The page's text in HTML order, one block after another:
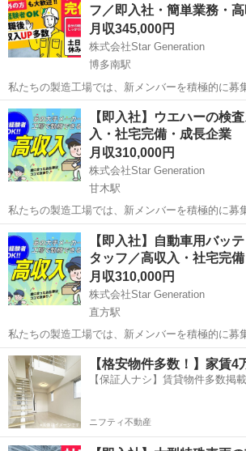
フ／即入社・簡単業務・
月収345,000円
株式会社Star Generation
博多南駅
私たちの製造工場では、新メンバーを積極的に募
プロセスにおいて、品質と効率を重視しながらチ
た製品作りに貢献していただきます。 未経験の方
サポートが整っているため、安心...
福岡 那珂川市 博多南駅 業務
【即入社】ウエハーの検
入・社宅完備・成長企業
月収310,000円
株式会社Star Generation
甘木駅
私たちの製造工場では、新メンバーを積極的に募
プロセスにおいて、品質と効率を重視しながらチ
た製品作りに貢献していただきます。 未経験の
サポートが整っているため、安心...
福岡 朝倉市 甘木駅 半導体 未経験
【即入社】自動車用バッ
タッフ／高収入・社宅完
月収310,000円
株式会社Star Generation
直方駅
私たちの製造工場では、新メンバーを積極的に募
プロセスにおいて、品質と効率を重視しながらチ
た製品作りに貢献していただきます。 未経験の方
サポートが整っているため、安心...
福岡 直方市 直方駅 半導体 未経験
【格安物件多数！】家賃4
【保証人ナシ】賃貸物件多数掲載
ニフティ不動産